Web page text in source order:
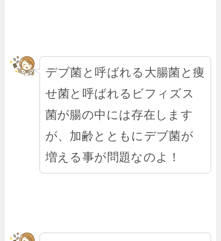
デブ菌と呼ばれる大腸菌と痩
せ菌と呼ばれるビフィズス
菌が腸の中には存在します
が、加齢とともにデブ菌が
増える事が問題なのよ！